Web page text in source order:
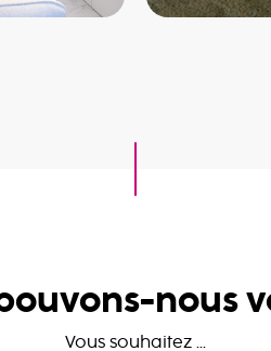
nous
Vous souhaitez ...